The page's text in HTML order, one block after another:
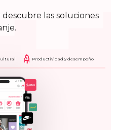
las soluciones
Productividad y desempeño
Beat
por declaración. Se